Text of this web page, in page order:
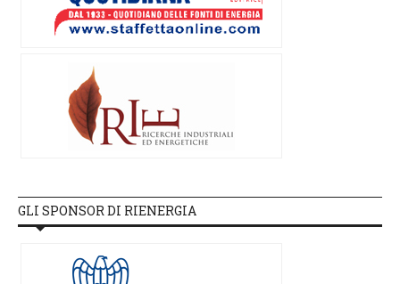
GLI SPONSOR DI RIENERGIA